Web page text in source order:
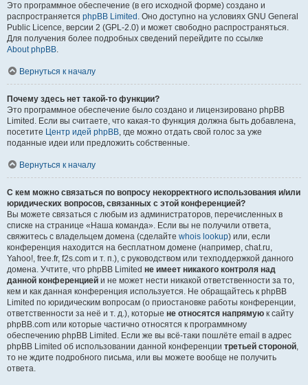
Это программное обеспечение (в его исходной форме) создано и
распространяется phpBB Limited . Оно доступно на условиях GNU General
Public Licence, версии 2 (GPL-2.0) и может свободно распространяться.
Для получения более подробных сведений перейдите по ссылке
About phpBB.
Вернуться к началу
Почему здесь нет такой-то функции?
Это программное обеспечение было создано и лицензировано phpBB
Limited. Если вы считаете, что какая-то функция должна быть добавлена,
посетите Центр идей phpBB, где можно отдать свой голос за уже
поданные идеи или предложить собственные.
Вернуться к началу
С кем можно связаться по вопросу некорректного использования и/или
юридических вопросов, связанных с этой конференцией?
Вы можете связаться с любым из администраторов, перечисленных в
списке на странице «Наша команда». Если вы не получили ответа,
свяжитесь с владельцем домена (сделайте whois lookup) или, если
конференция находится на бесплатном домене (например, chat.ru,
Yahoo!, free.fr, f2s.com и т. п.), с руководством или техподдержкой данного
домена. Учтите, что phpBB Limited не имеет никакого контроля над
данной конференцией и не может нести никакой ответственности за то,
кем и как данная конференция используется. Не обращайтесь к phpBB
Limited по юридическим вопросам (о приостановке работы конференции,
ответственности за неё и т. д.), которые не относятся напрямую к сайту
phpBB.com или которые частично относятся к программному
обеспечению phpBB Limited. Если же вы всё-таки пошлёте email в адрес
phpBB Limited об использовании данной конференции третьей стороной,
то не ждите подробного письма, или вы можете вообще не получить
ответа.